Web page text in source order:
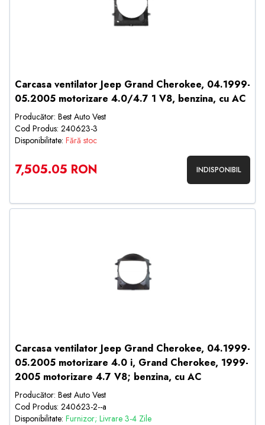
Carcasa ventilator Jeep Grand Cherokee, 04.1999-
05.2005 motorizare 4.0/4.7 1 V8, benzina, cu AC
Producător: Best Auto Vest
Cod Produs: 240623-3
Disponibilitate: Fără stoc
7,505.05 RON INDISPONIBIL
Carcasa ventilator Jeep Grand Cherokee, 04.1999-
05.2005 motorizare 4.0 i, Grand Cherokee, 1999-
2005 motorizare 4.7 V8; benzina, cu AC
Producător: Best Auto Vest
Cod Produs: 240623-2--a
Disponibilitate: Furnizor; Livrare 3-4 Zile